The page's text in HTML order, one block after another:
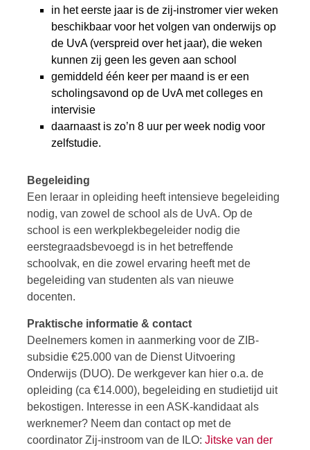
in het eerste jaar is de zij-instromer vier weken
beschikbaar voor het volgen van onderwijs op
de UvA (verspreid over het jaar), die weken
kunnen zij geen les geven aan school
gemiddeld één keer per maand is er een
scholingsavond op de UvA met colleges en
intervisie
daarnaast is zo’n 8 uur per week nodig voor
zelfstudie.
Begeleiding
Een leraar in opleiding heeft intensieve begeleiding
nodig, van zowel de school als de UvA. Op de
school is een werkplekbegeleider nodig die
eerstegraadsbevoegd is in het betreffende
schoolvak, en die zowel ervaring heeft met de
begeleiding van studenten als van nieuwe
docenten.
Praktische informatie & contact
Deelnemers komen in aanmerking voor de ZIB-
subsidie €25.000 van de Dienst Uitvoering
Onderwijs (DUO). De werkgever kan hier o.a. de
opleiding (ca €14.000), begeleiding en studietijd uit
bekostigen. Interesse in een ASK-kandidaat als
werknemer? Neem dan contact op met de
coordinator Zij-instroom van de ILO: Jitske van der